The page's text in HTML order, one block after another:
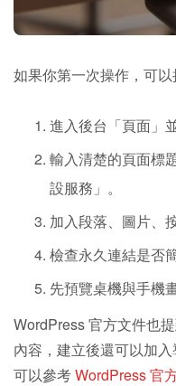
如果你第一次操作，可
進入後台「頁面」
輸入清楚的頁面標
設服務」。
加入段落、圖片、
檢查永久連結是否
先預覽桌機與手機
WordPress 官方文件也
內容，建立後還可以加
可以參考WordPress 官